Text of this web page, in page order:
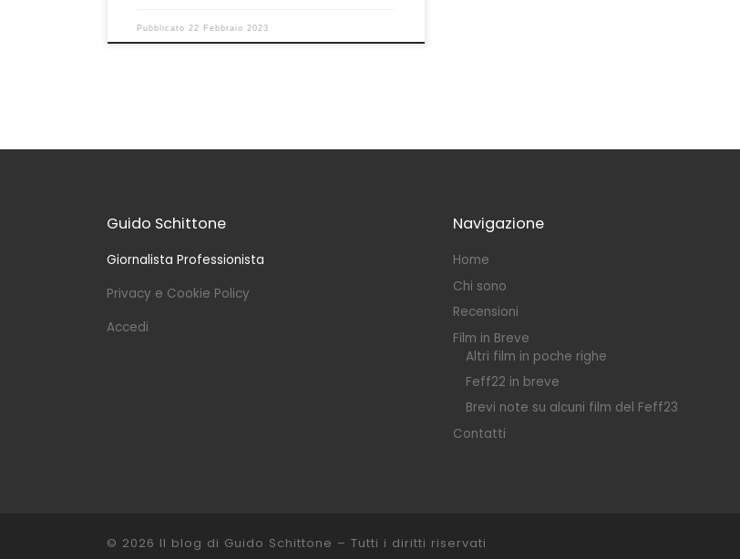
Pubblicato 22 Febbraio 2023
Guido Schittone
Giornalista Professionista
Privacy e Cookie Policy
Accedi
Navigazione
Home
Chi sono
Recensioni
Film in Breve
Altri film in poche righe
Feff22 in breve
Brevi note su alcuni film del Feff23
Contatti
© 2026 Il blog di Guido Schittone – Tutti i diritti riservati